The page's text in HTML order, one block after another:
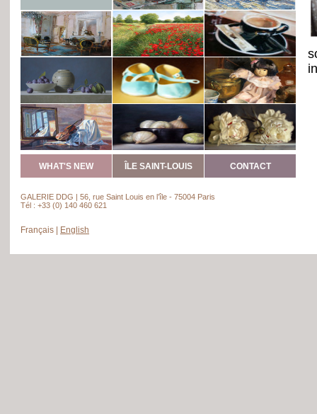
WHAT'S NEW ÎLE SAINT-LOUIS CONTACT
GALERIE DDG | 56, rue Saint Louis en l’île - 75004 Paris
Tél : +33 (0) 140 460 621
Français English